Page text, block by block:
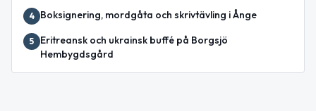
4 Boksignering, mordgåta och skrivtävling i Ånge
5
Eritreansk och ukrainsk buffé på Borgsjö
Hembygdsgård